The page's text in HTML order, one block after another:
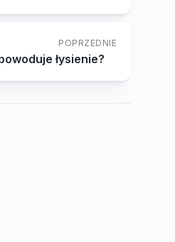
POPRZEDNIE
łysienie?